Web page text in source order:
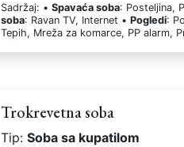
Sadržaj: •Spavaća soba: Posteljina,
soba: Ravan TV, Internet •Pogledi:
Tepih, Mreža za komarce, PP alarm,
Trokrevetna soba
Tip:Soba sa kupatilom